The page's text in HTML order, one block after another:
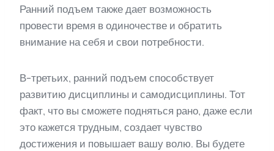
Ранний подъем также дает возможность
провести время в одиночестве и обратить
внимание на себя и свои потребности.
В-третьих, ранний подъем способствует
развитию дисциплины и самодисциплины. Тот
факт, что вы сможете подняться рано, даже если
это кажется трудным, создает чувство
достижения и повышает вашу волю. Вы будете